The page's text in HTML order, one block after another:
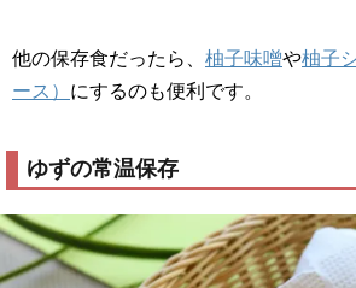
他の保存食だったら、 柚子味噌や柚子
ース） にするのも便利です。
ゆずの常温保存